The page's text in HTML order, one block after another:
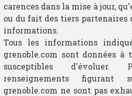
carences dans la mise à jour,
ou du fait des tiers
informations.
Tous les informations
grenoble.com sont données
susceptibles
renseignements
grenoble.com ne sont pas